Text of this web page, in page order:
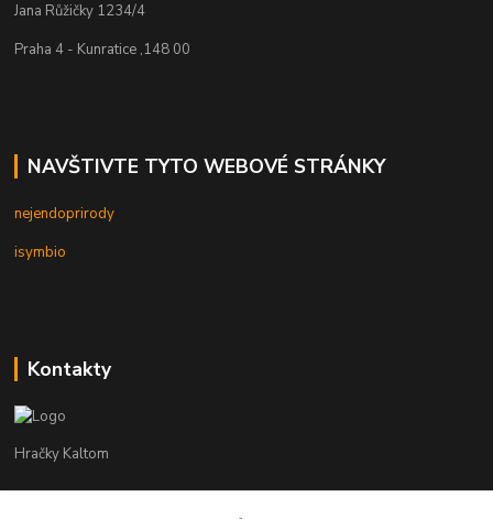
Jana Růžičky 1234/4
Praha 4 - Kunratice ,148 00
NAVŠTIVTE TYTO WEBOVÉ STRÁNKY
nejendoprirody
isymbio
Kontakty
Hračky Kaltom